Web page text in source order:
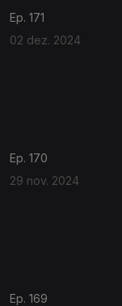
Ep. 171
02 dez. 2024
Ep. 170
29 nov. 2024
Ep. 169